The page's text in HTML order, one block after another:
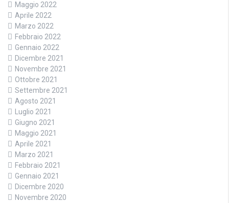
Maggio 2022
Aprile 2022
Marzo 2022
Febbraio 2022
Gennaio 2022
Dicembre 2021
Novembre 2021
Ottobre 2021
Settembre 2021
Agosto 2021
Luglio 2021
Giugno 2021
Maggio 2021
Aprile 2021
Marzo 2021
Febbraio 2021
Gennaio 2021
Dicembre 2020
Novembre 2020